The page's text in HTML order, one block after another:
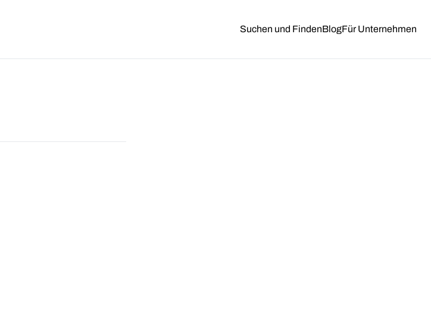
Suchen und FindenBlogFür Unternehmen